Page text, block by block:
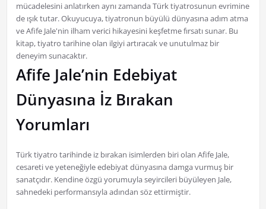
mücadelesini anlatırken aynı zamanda Türk tiyatrosunun evrimine
de ışık tutar. Okuyucuya, tiyatronun büyülü dünyasına adım atma
ve Afife Jale'nin ilham verici hikayesini keşfetme fırsatı sunar. Bu
kitap, tiyatro tarihine olan ilgiyi artıracak ve unutulmaz bir
deneyim sunacaktır.
Afife Jale’nin Edebiyat
Dünyasına İz Bırakan
Yorumları
Türk tiyatro tarihinde iz bırakan isimlerden biri olan Afife Jale,
cesareti ve yeteneğiyle edebiyat dünyasına damga vurmuş bir
sanatçıdır. Kendine özgü yorumuyla seyircileri büyüleyen Jale,
sahnedeki performansıyla adından söz ettirmiştir.